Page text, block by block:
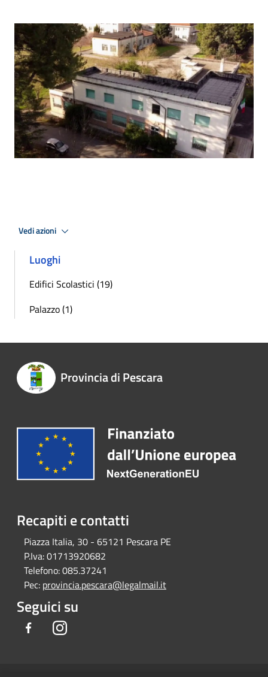
Vedi azioni
Luoghi
Edifici Scolastici (19)
Palazzo (1)
Provincia di Pescara
Recapiti e contatti
Piazza Italia, 30 - 65121 Pescara PE
P.Iva:01713920682
Telefono:085.37241
Pec: provincia.pescara@legalmail.it
Seguici su
FacebookInstagram